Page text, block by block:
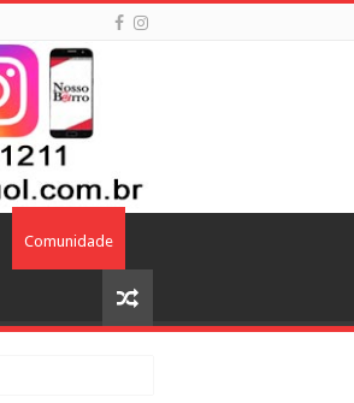
Comunidade